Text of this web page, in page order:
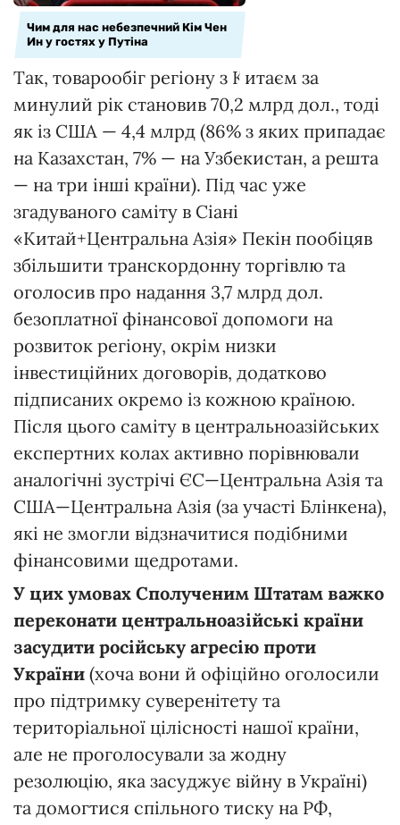
Чим для нас небезпечний Кім Чен
Ин у гостях у Путіна
Так, товарообіг регіону з Китаєм за
минулий рік становив 70,2 млрд дол., тоді
як із США — 4,4 млрд (86% з яких припадає
на Казахстан, 7% — на Узбекистан, а решта
— на три інші країни). Під час уже
згадуваного саміту в Сіані
«Китай+Центральна Азія» Пекін пообіцяв
збільшити транскордонну торгівлю та
оголосив про надання 3,7 млрд дол.
безоплатної фінансової допомоги на
розвиток регіону, окрім низки
інвестиційних договорів, додатково
підписаних окремо із кожною країною.
Після цього саміту в центральноазійських
експертних колах активно порівнювали
аналогічні зустрічі ЄС—Центральна Азія та
США—Центральна Азія (за участі Блінкена),
які не змогли відзначитися подібними
фінансовими щедротами.
У цих умовах Сполученим Штатам важко
переконати центральноазійські країни
засудити російську агресію проти
України (хоча вони й офіційно оголосили
про підтримку суверенітету та
територіальної цілісності нашої країни,
але не проголосували за жодну
резолюцію, яка засуджує війну в Україні)
та домогтися спільного тиску на РФ,